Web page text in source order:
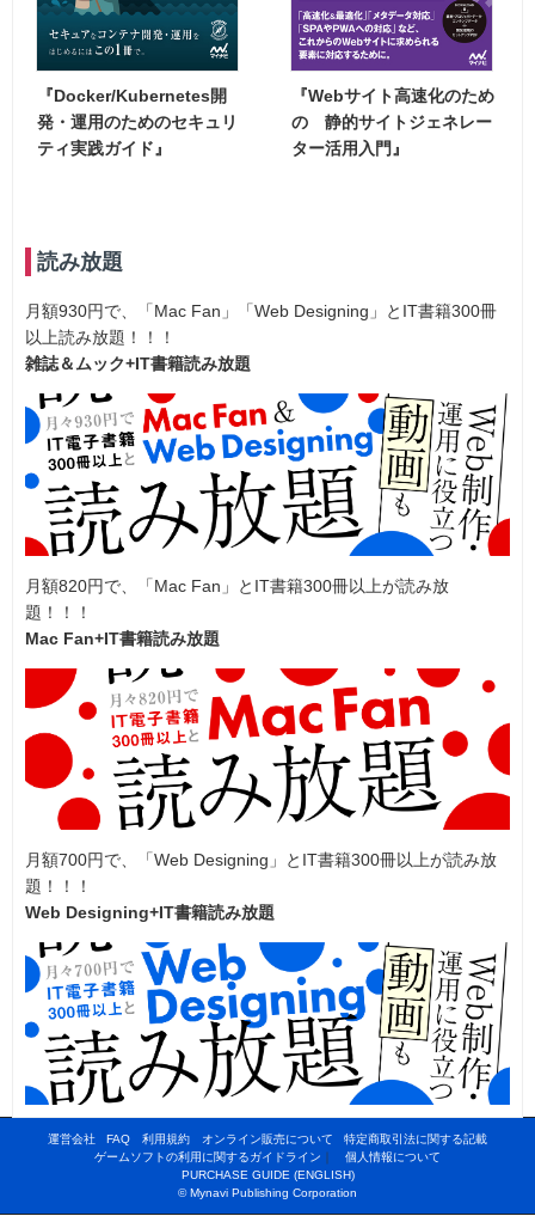
『Docker/Kubernetes開
発・運用のためのセキュリ
ティ実践ガイド』
『Webサイト高速化のため
の 静的サイトジェネレー
ター活用入門』
読み放題
月額930円で、「Mac Fan」「Web Designing」とIT書籍300冊
以上読み放題！！！
雑誌＆ムック+IT書籍読み放題
月額820円で、「Mac Fan」とIT書籍300冊以上が読み放
題！！！
Mac Fan+IT書籍読み放題
月額700円で、「Web Designing」とIT書籍300冊以上が読み放
題！！！
Web Designing+IT書籍読み放題
運営会社 FAQ 利用規約 オンライン販売について
特定商取引法に関する記載
ゲームソフトの利用に関するガイドライン
個人情報について
PURCHASE GUIDE (ENGLISH)
© Mynavi Publishing Corporation